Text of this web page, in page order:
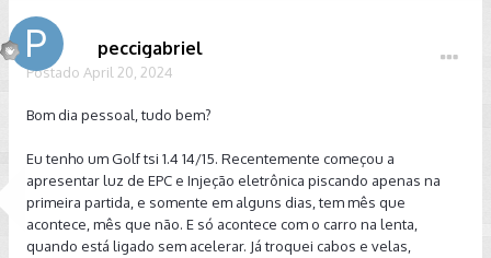
peccigabriel
Postado April 20, 2024
Bom dia pessoal, tudo bem?
Eu tenho um Golf tsi 1.4 14/15. Recentemente começou a
apresentar luz de EPC e Injeção eletrônica piscando apenas na
primeira partida, e somente em alguns dias, tem mês que
acontece, mês que não. E só acontece com o carro na lenta,
quando está ligado sem acelerar. Já troquei cabos e velas,